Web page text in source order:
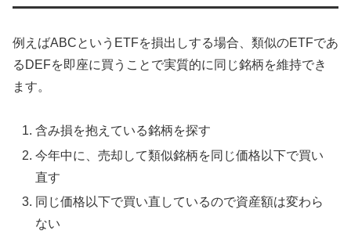
例えばABCというETFを損出しする場合、類似のETFであ
るDEFを即座に買うことで実質的に同じ銘柄を維持でき
ます。
含み損を抱えている銘柄を探す
今年中に、売却して類似銘柄を同じ価格以下で買い
直す
同じ価格以下で買い直しているので資産額は変わら
ない